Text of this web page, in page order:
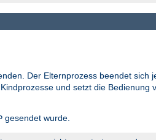
Der Elternprozess beendet sich
und setzt die Bedienung
gesendet wurde.